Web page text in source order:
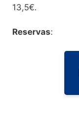
13,5€.
Reservas: